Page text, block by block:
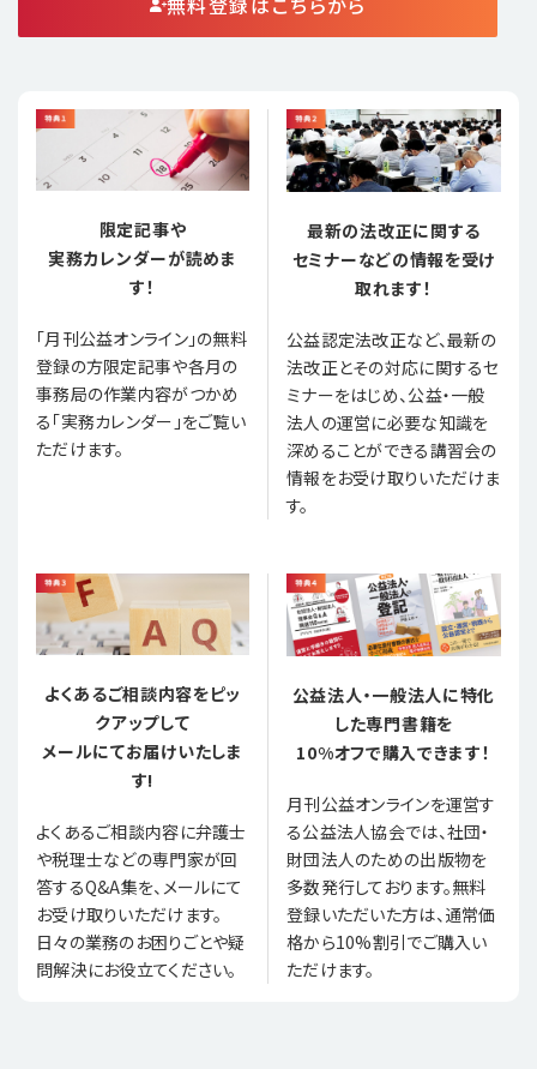
限定記事や
実務カレンダーが読めま
す！
「月刊公益オンライン」の無料
登録の方限定記事や各月の
事務局の作業内容がつかめ
る「実務カレンダー」をご覧い
ただけます。
最新の法改正に関する
セミナーなどの情報を受け
取れます！
公益認定法改正など、最新の
法改正とその対応に関するセ
ミナーをはじめ、公益・一般
法人の運営に必要な知識を
深めることができる講習会の
情報をお受け取りいただけま
す。
よくあるご相談内容をピッ
クアップして
メールにてお届けいたしま
す!
よくあるご相談内容に弁護士
や税理士などの専門家が回
答するQ&A集を、メールにて
お受け取りいただけます。
日々の業務のお困りごとや疑
問解決にお役立てください。
公益法人・一般法人に特化
した専門書籍を
10%オフで購入できます！
月刊公益オンラインを運営す
る公益法人協会では、社団・
財団法人のための出版物を
多数発行しております。無料
登録いただいた方は、通常価
格から10%割引でご購入い
ただけます。